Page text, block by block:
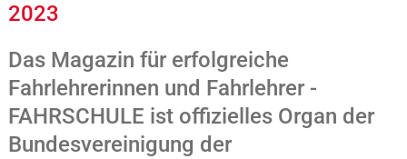
2023
Das Magazin für erfolgreiche
Fahrlehrerinnen und Fahrlehrer -
FAHRSCHULE ist offizielles Organ der
Bundesvereinigung der